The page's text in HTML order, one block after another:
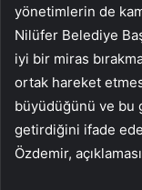
yönetimlerin de
Nilüfer Belediye
iyi bir miras
ortak hareket
büyüdüğünü ve bu
getirdiğini ifade
Özdemir,